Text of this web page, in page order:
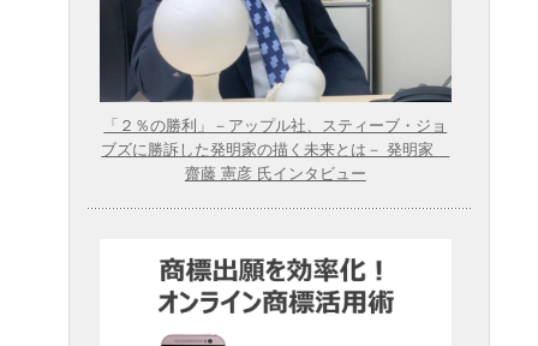
「２％の勝利」－アップル社、スティーブ・ジョ
ブズに勝訴した発明家の描く未来とは－ 発明家
齋藤 憲彦 氏インタビュー